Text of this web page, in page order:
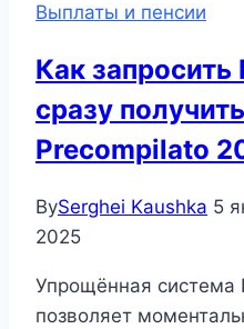
Выплаты и пенсии
Как
сразу
Precompilato
BySerghei Kaushka 5
2025
Упрощённая система
позволяет